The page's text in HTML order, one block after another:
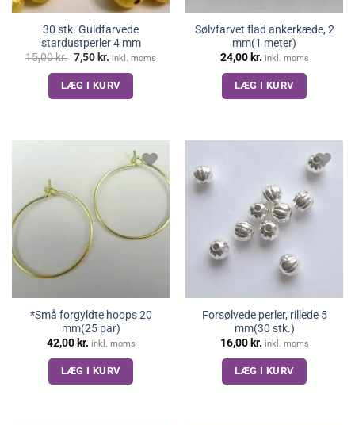
30 stk. Guldfarvede
stardustperler 4 mm
15,00kr. Den
oprindelige
pris
var:
15,00 kr..
7,50 kr. Den
pris
er:
7,50 kr..
inkl. moms
LÆG I KURV
Sølvfarvet flad ankerkæde, 2
mm(1 meter)
24,00 kr. inkl. moms
LÆG I KURV
*Små forgyldte hoops 20
mm(25 par)
42,00 kr. inkl. moms
LÆG I KURV
Forsølvede perler, rillede 5
mm(30 stk.)
16,00 kr. inkl. moms
LÆG I KURV